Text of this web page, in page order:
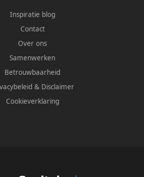
Inspiratie blog
Contact
Over ons
Samenwerken
Betrouwbaarheid
& Disclaimer
Cookieverklaring